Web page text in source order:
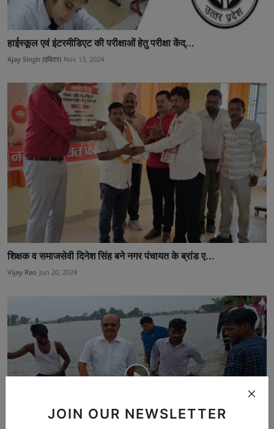
JOIN OUR NEWSLETTER
हाईस्कूल एवं इंटरमीडिएट की परीक्षाओं हेतु परीक्षा केंद्...
Ajay Singh (एडिटर) Nov 13, 2024
शिक्षक व समाजसेवी दिनेश सिंह बने नगर पंचायत के ब्रांड ए...
Vijay Rao Jun 20, 2024